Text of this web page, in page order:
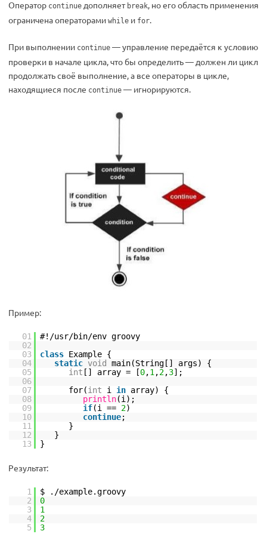
Оператор continue дополняет break, но его область применения
ограничена операторами while и for.
При выполнении continue — управление передаётся к условию
проверки в начале цикла, что бы определить — должен ли цикл
продолжать своё выполнение, а все операторы в цикле,
находящиеся после continue — игнорируются.
Пример:
01
#!/usr/bin/env groovy
02
03
class Example {
04
static void
main(String[] args) {
05
int [] array = [0,1 ,2,3];
06
07
for(int i in array) {
08
println(i);
09
if(i == 2)
10
continue;
11
}
12
}
13
}
Результат:
1
$ ./example.groovy
2
0
3
1
4
2
5
3